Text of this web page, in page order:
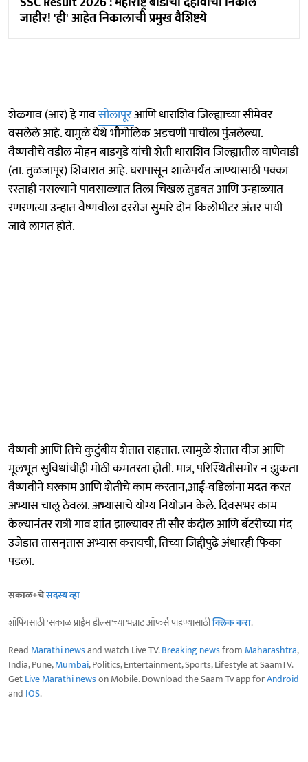
जाहीर! 'ही' आहेत निकालाची प्रमुख वैशिष्टये
शेळगाव (आर) हे गावसोलापूरआणि धाराशिव जिल्ह्याच्या सीमेवर
वसलेले आहे. यामुळे येथे भौगोलिक अडचणी पाचीला पुंजलेल्या.
वैष्णवीचे वडील मोहन बाडगुडे यांची शेती धाराशिव जिल्ह्यातील वाणेवाडी
(ता. तुळजापूर) शिवारात आहे. घरापासून शाळेपर्यंत जाण्यासाठी पक्का
रस्ताही नसल्याने पावसाळ्यात तिला चिखल तुडवत आणि उन्हाळ्यात
रणरणत्या उन्हात वैष्णवीला दररोज सुमारे दोन किलोमीटर अंतर पायी
जावे लागत होते.
वैष्णवी आणि तिचे कुटुंबीय शेतात राहतात. त्यामुळे शेतात वीज आणि
मूलभूत सुविधांचीही मोठी कमतरता होती. मात्र, परिस्थितीसमोर न झुकता
वैष्णवीने घरकाम आणि शेतीचे काम करतान,आई-वडिलांना मदत करत
अभ्यास चालू ठेवला. अभ्यासाचे योग्य नियोजन केले. दिवसभर काम
केल्यानंतर रात्री गाव शांत झाल्यावर ती सौर कंदील आणि बॅटरीच्या मंद
उजेडात तासन्‌तास अभ्यास करायची, तिच्या जिद्दीपुढे अंधारही फिका
पडला.
सकाळ+चेसदस्य व्हा
शॉपिंगसाठी 'सकाळ प्राईम डील्स'च्या भन्नाट ऑफर्स पाहण्यासाठीक्लिक करा.
Read Marathi newsand watch Live TV.Breaking newsfrom Maharashtra,
India, Pune,Mumbai, Politics, Entertainment, Sports, Lifestyle at SaamTV.
GetLive Marathi newson Mobile. Download the Saam Tv app forAndroid
and IOS.